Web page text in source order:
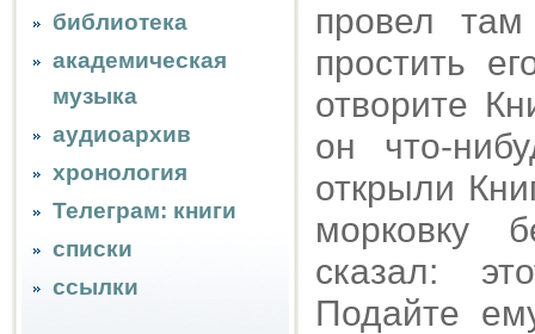
библиотека
академическая
музыка
аудиоархив
хронология
Телеграм: книги
списки
ссылки
провел
простить
отворите
он что-
открыли
морковку
сказал:
Подайте